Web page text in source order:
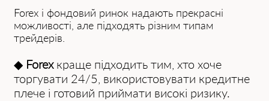
Forex і фондовий ринок надають прекрасні
можливості, але підходять різним типам
трейдерів.
◆ Forexкраще підходить тим, хто хоче
торгувати 24/5, використовувати кредитне
плече і готовий приймати високі ризику.